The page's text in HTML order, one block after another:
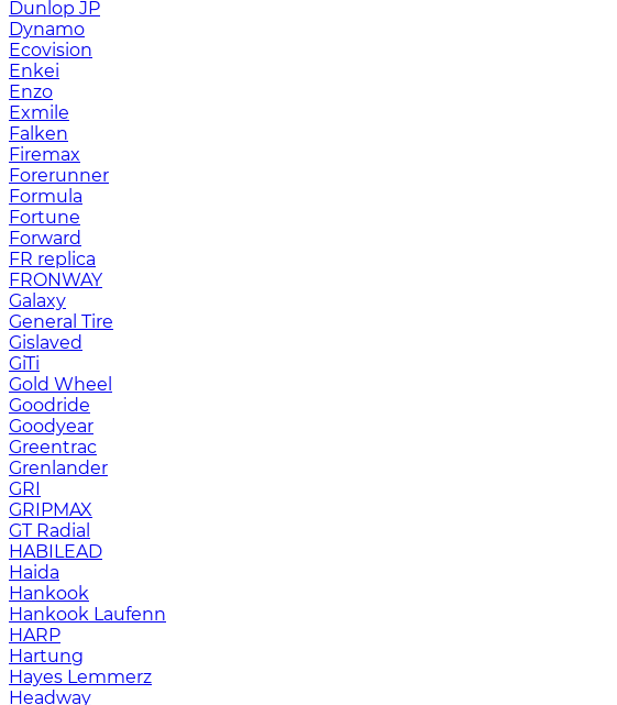
Dunlop JP
Dynamo
Ecovision
Enkei
Enzo
Exmile
Falken
Firemax
Forerunner
Formula
Fortune
Forward
FR replica
FRONWAY
Galaxy
General Tire
Gislaved
GiTi
Gold Wheel
Goodride
Goodyear
Greentrac
Grenlander
GRI
GRIPMAX
GT Radial
HABILEAD
Haida
Hankook
Hankook Laufenn
HARP
Hartung
Hayes Lemmerz
Headway